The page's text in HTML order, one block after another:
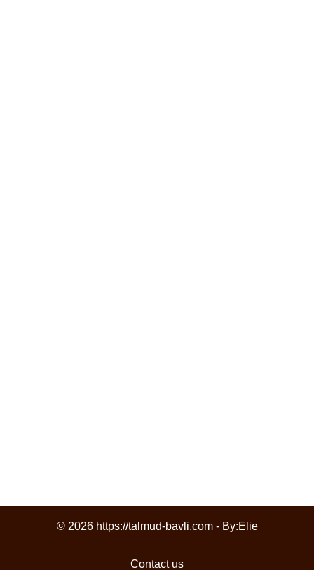
© 2026 https://talmud-bavli.com - By:Elie
Contact us